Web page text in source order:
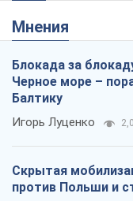
Мнения
Блокада за
Черное море –
Балтику
Игорь Луценко
Скрытая
против Польши и